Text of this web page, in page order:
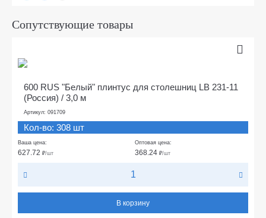
Сопутствующие товары
600 RUS "Белый" плинтус для столешниц LB 231-11
(Россия) / 3,0 м
Артикул: 091709
Кол-во: 308 шт
Ваша цена:
627.72 ₽/шт
Оптовая цена:
368.24 ₽/шт
В корзину